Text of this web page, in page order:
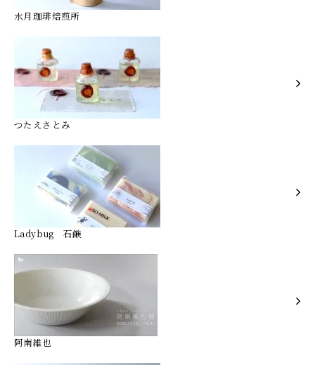
水月珈琲焙煎所
つたえさとみ
Ladybug 石鹸
阿南維也